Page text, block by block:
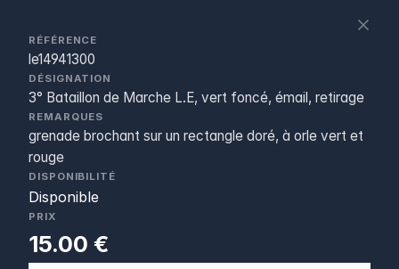
RÉFÉRENCE
le14941300
DÉSIGNATION
3° Bataillon de Marche L.E, vert foncé, émail, retirage
REMARQUES
grenade brochant sur un rectangle doré, à orle vert et
rouge
DISPONIBILITÉ
Disponible
PRIX
15.00 €